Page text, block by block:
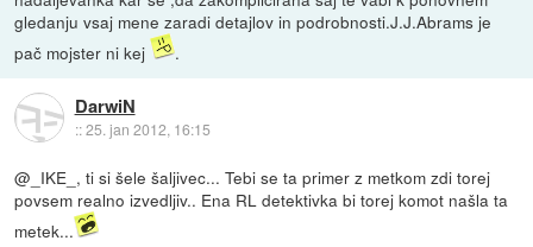
gledanju vsaj mene zaradi detajlov in podrobnosti.J.J.Abrams je
pač mojster ni kej
.
DarwiN
::25. jan 2012, 16:15
@_IKE_, ti si šele šaljivec... Tebi se ta primer z metkom zdi torej
povsem realno izvedljiv.. Ena RL detektivka bi torej komot našla ta
metek...